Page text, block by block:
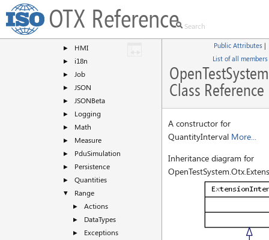
OTX Reference
► File
Flash
► HMI
► i18n
► Job
► JSON
► JSONBeta
► Logging
► Math
► Measure
► PduSimulation
► Persistence
► Quantities
▼ Range
► Actions
► DataTypes
► Exceptions
Public Attributes |
List of all members
Class Reference
A constructor for
QuantityInterval More...
Inheritance diagram for